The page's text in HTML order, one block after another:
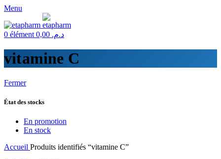
Menu
0 élément د.م.
vitamine C
Fermer
État des stocks
En promotion
En stock
Accueil Produits identifiés “vitamine C”